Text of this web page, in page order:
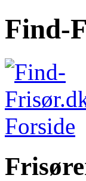
Find-